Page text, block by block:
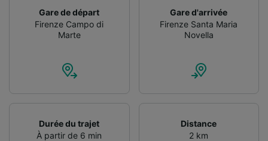
Gare de départ
Firenze Campo di
Marte
Gare d'arrivée
Firenze Santa Maria
Novella
Durée du trajet
À partir de 6 min
Distance
2 km